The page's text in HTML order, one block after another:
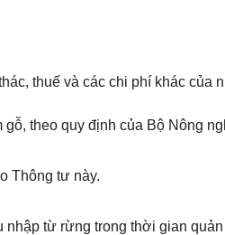
thuế và các chi phí khác của
theo quy định của Bộ Nông
Thông tư này.
từ rừng trong thời gian